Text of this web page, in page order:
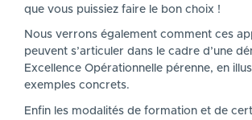
que vous puissiez faire le bon choix !
Nous verrons également comment ces
peuvent s’articuler dans le cadre d’une
Excellence Opérationnelle pérenne, en
exemples concrets.
Enfin les modalités de formation et de